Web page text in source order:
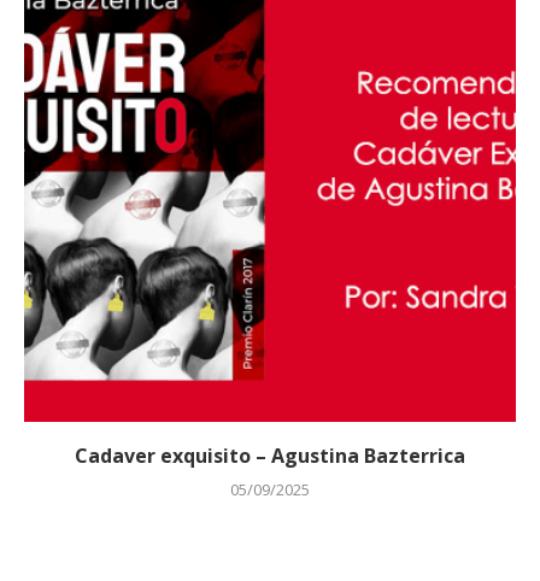
Cadaver exquisito – Agustina Bazterrica
05/09/2025